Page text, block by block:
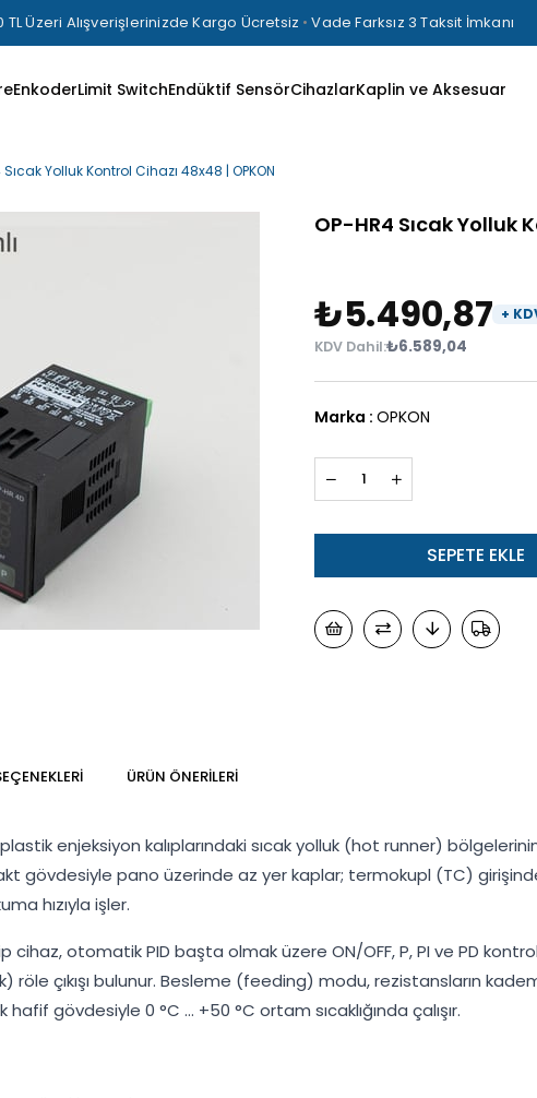
TL Üzeri Alışverişlerinizde Kargo Ücretsiz • Vade Farksız 3 Taksit İmkanı
EnkoderLimit SwitchEndüktif SensörCihazlarKaplin ve Aksesuar
Sıcak Yolluk Kontrol Cihazı 48x48 | OPKON
OP-HR4 Sıcak Yolluk
₺5.490,87
₺6.589,04
Marka : OPKON
ÜRÜN ÖNERILERI
enjeksiyon kalıplarındaki sıcak yolluk (hot runner)
gövdesiyle pano üzerinde az yer kaplar; termokupl (TC) girişinden
hızıyla işler.
otomatik PID başta olmak üzere ON/OFF, P, PI ve PD kontrol
röle çıkışı bulunur. Besleme (feeding) modu, rezistansların
gövdesiyle 0 °C … +50 °C ortam sıcaklığında çalışır.